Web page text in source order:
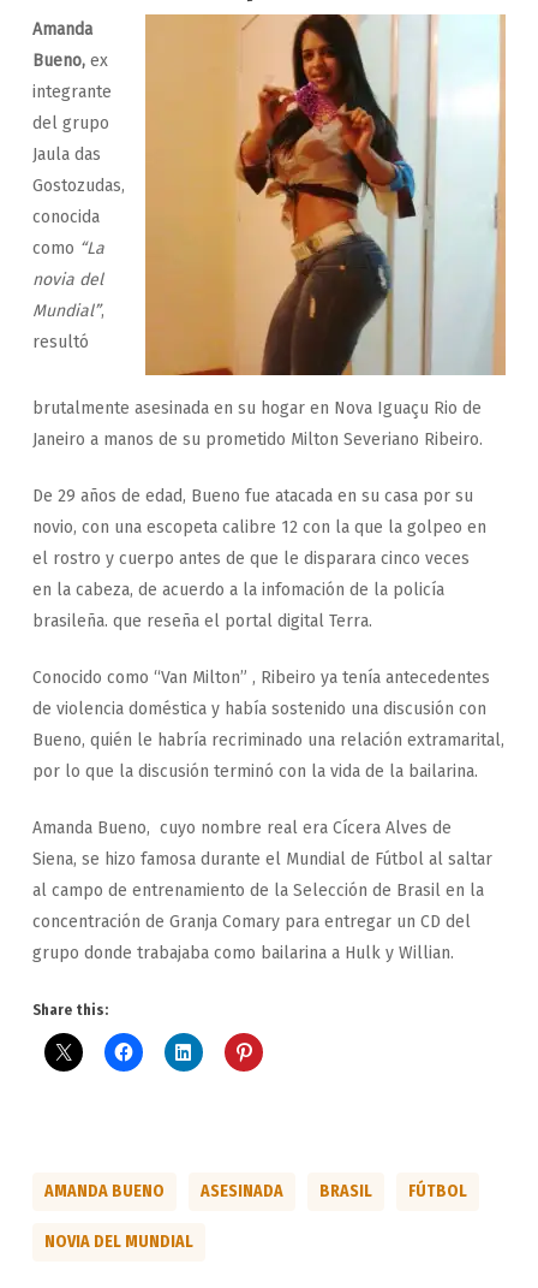
Amanda
Bueno,ex
integrante
del grupo
Jaula das
Gostozudas,
conocida
como “La
novia del
Mundial”,
resultó
brutalmente asesinada en su hogar en Nova Iguaçu Rio de
Janeiro a manos de su prometido Milton Severiano Ribeiro.
De 29 años de edad, Bueno fue atacada en su casa por su
novio, con una escopeta calibre 12 con la que la golpeo en
el rostro y cuerpo antes de que le disparara cinco veces
en la cabeza, de acuerdo a la infomación de la policía
brasileña. que reseña el portal digital Terra.
Conocido como “Van Milton” , Ribeiro ya tenía antecedentes
de violencia doméstica y había sostenido una discusión con
Bueno, quién le habría recriminado una relación extramarital,
por lo que la discusión terminó con la vida de la bailarina.
Amanda Bueno, cuyo nombre real era Cícera Alves de
Siena, se hizo famosa durante el Mundial de Fútbol al saltar
al campo de entrenamiento de la Selección de Brasil en la
concentración de Granja Comary para entregar un CD del
grupo donde trabajaba como bailarina a Hulk y Willian.
Share this:
AMANDA BUENO ASESINADA BRASIL FÚTBOL
NOVIA DEL MUNDIAL